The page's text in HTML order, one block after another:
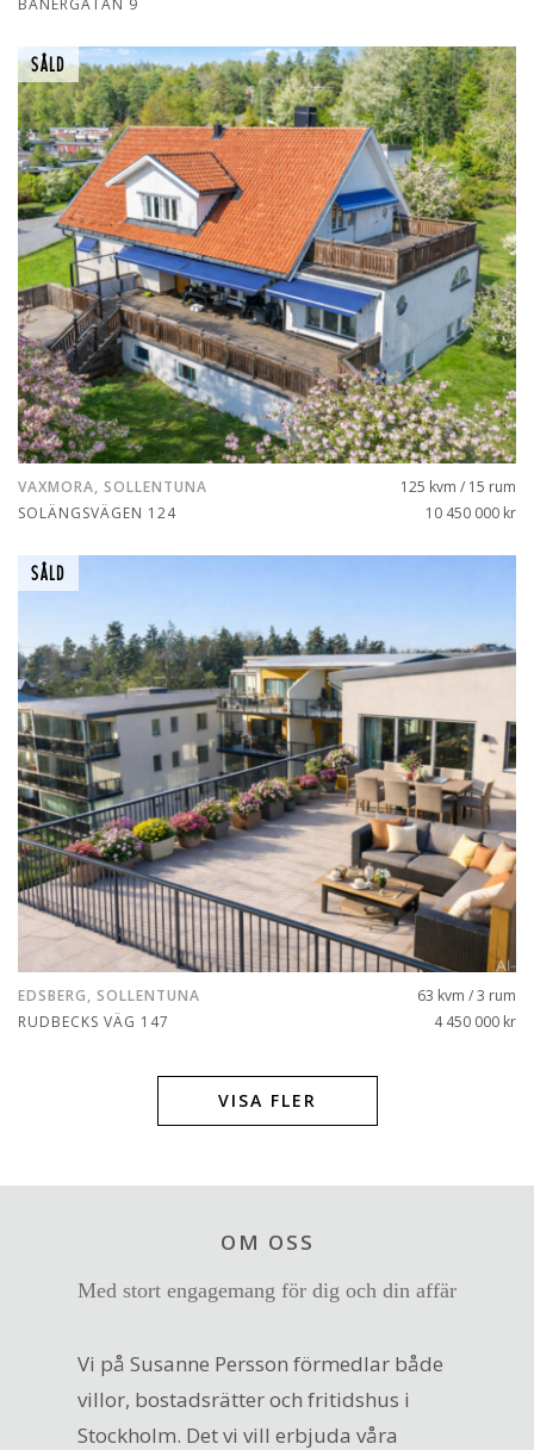
BANÉRGATAN 9
SÅLD
VAXMORA, SOLLENTUNA
SOLÄNGSVÄGEN 124
125 kvm / 15 rum
10 450 000 kr
SÅLD
EDSBERG, SOLLENTUNA
RUDBECKS VÄG 147
63 kvm / 3 rum
4 450 000 kr
VISA FLER
OM OSS
Med stort engagemang för dig och din affär
Vi på Susanne Persson förmedlar både
villor, bostadsrätter och fritidshus i
Stockholm. Det vi vill erbjuda våra